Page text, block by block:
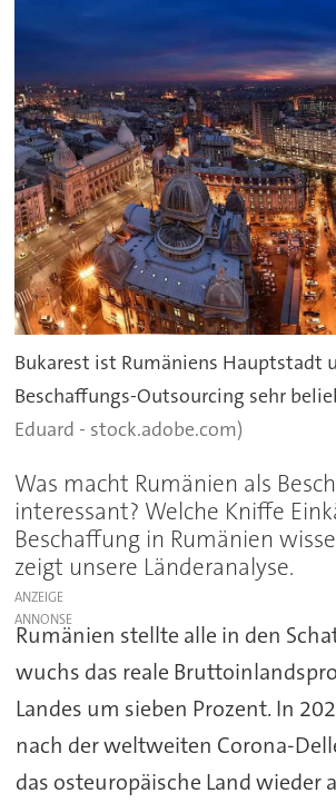
Bukarest ist Rumäniens Hauptstadt
Beschaffungs-Outsourcing sehr
Eduard - stock.adobe.com)
Was macht Rumänien als
interessant? Welche Kniffe
Beschaffung in Rumänien
zeigt unsere Länderanalyse.
ANZEIGE
Rumänien stellte alle in den
wuchs das reale
Landes um sieben Prozent. In
nach der weltweiten Corona-
das osteuropäische Land wieder